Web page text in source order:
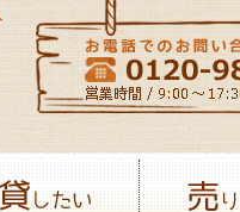
の不動産会社
い 貸したい